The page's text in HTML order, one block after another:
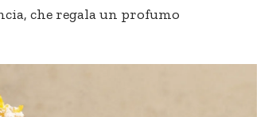
che regala un profumo